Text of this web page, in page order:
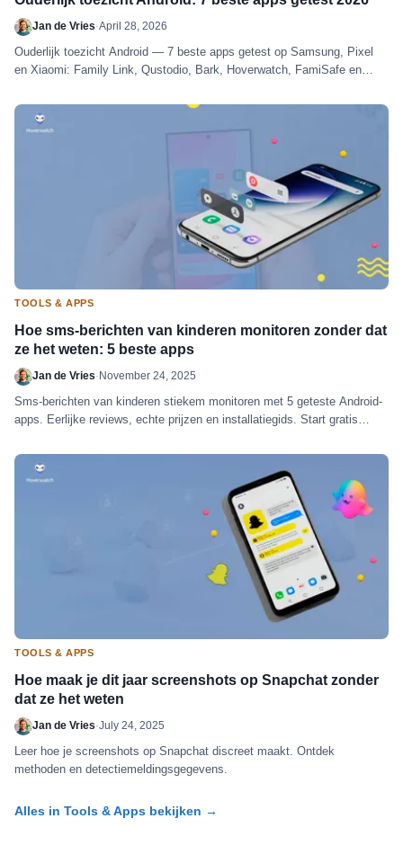
Jan de Vries·April 28, 2026
Ouderlijk toezicht Android — 7 beste apps getest op Samsung, Pixel
en Xiaomi: Family Link, Qustodio, Bark, Hoverwatch, FamiSafe en
TOOLS & APPS
Hoe sms-berichten van kinderen monitoren zonder dat
ze het weten: 5 beste apps
Jan de Vries· November 24, 2025
Sms-berichten van kinderen stiekem monitoren met 5 geteste Android-
apps. Eerlijke reviews, echte prijzen en installatiegids. Start gratis
TOOLS & APPS
Hoe maak je dit jaar screenshots op Snapchat zonder
dat ze het weten
Jan de Vries·July 24, 2025
Leer hoe je screenshots op Snapchat discreet maakt. Ontdek
methoden en detectiemeldingsgegevens.
Alles in Tools & Apps bekijken →